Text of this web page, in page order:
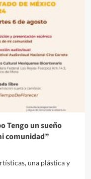
Tengo un sueño
comunidad”
una plástica y